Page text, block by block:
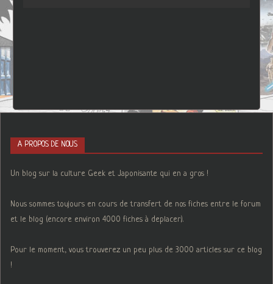
A PROPOS DE NOUS
Un blog sur la culture Geek et Japonisante qui en a gros !
Nous sommes toujours en cours de transfert de nos fiches entre le forum
et le blog (encore environ 4000 fiches à deplacer).
Pour le moment, vous trouverez un peu plus de 3000 articles sur ce blog
!